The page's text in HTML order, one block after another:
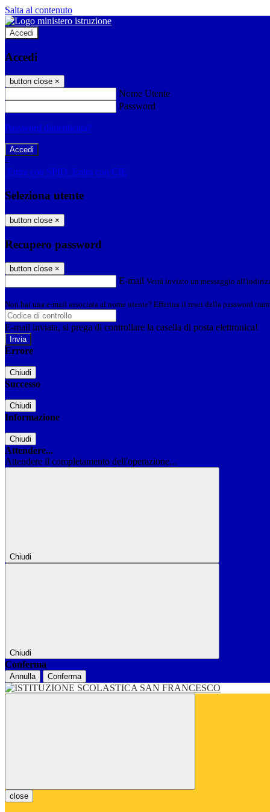
Salta al contenuto
Accedi
Accedi
button close ×
Nome Utente
Password
Password dimenticata?
-
Entra con SPID Entra con CIE
Seleziona utente
button close ×
Recupero password
button close ×
E-mail Verrà inviato un messaggio
Non hai una e-mail associata al nome utente? Effettua il reset della password
E-mail inviata, si prega di controllare la casella di posta elettronica!
Errore
Chiudi
Successo
Chiudi
Informazione
Chiudi
Attendere...
Attendere il completamento dell'operazione...
Chiudi
Chiudi
Conferma
Annulla Conferma
close